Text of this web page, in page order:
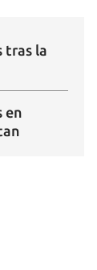
tras la
en